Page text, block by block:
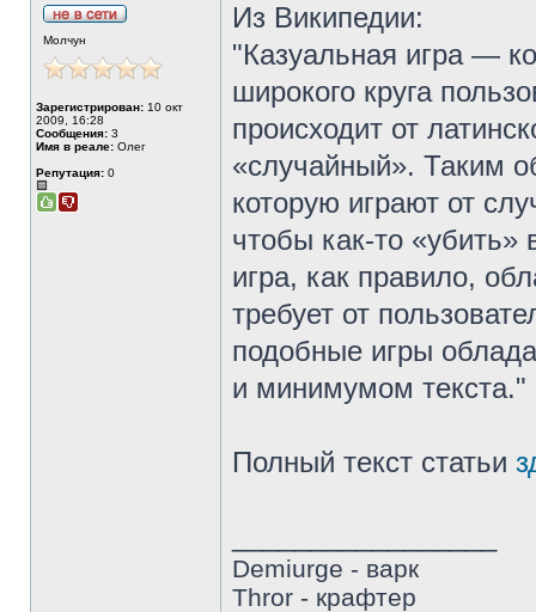
Молчун
Зарегистрирован: 10 окт
2009, 16:28
Сообщения: 3
Имя в реале: Олег
Репутация: 0
Из Википедии:
"Казуальная игра —
широкого круга
происходит от
«случайный». Таким
которую играют от
чтобы как-то «убить»
игра, как правило,
требует от
подобные игры
и минимумом текста."
Полный текст статьи
Demiurge - варк
Thror - крафтер